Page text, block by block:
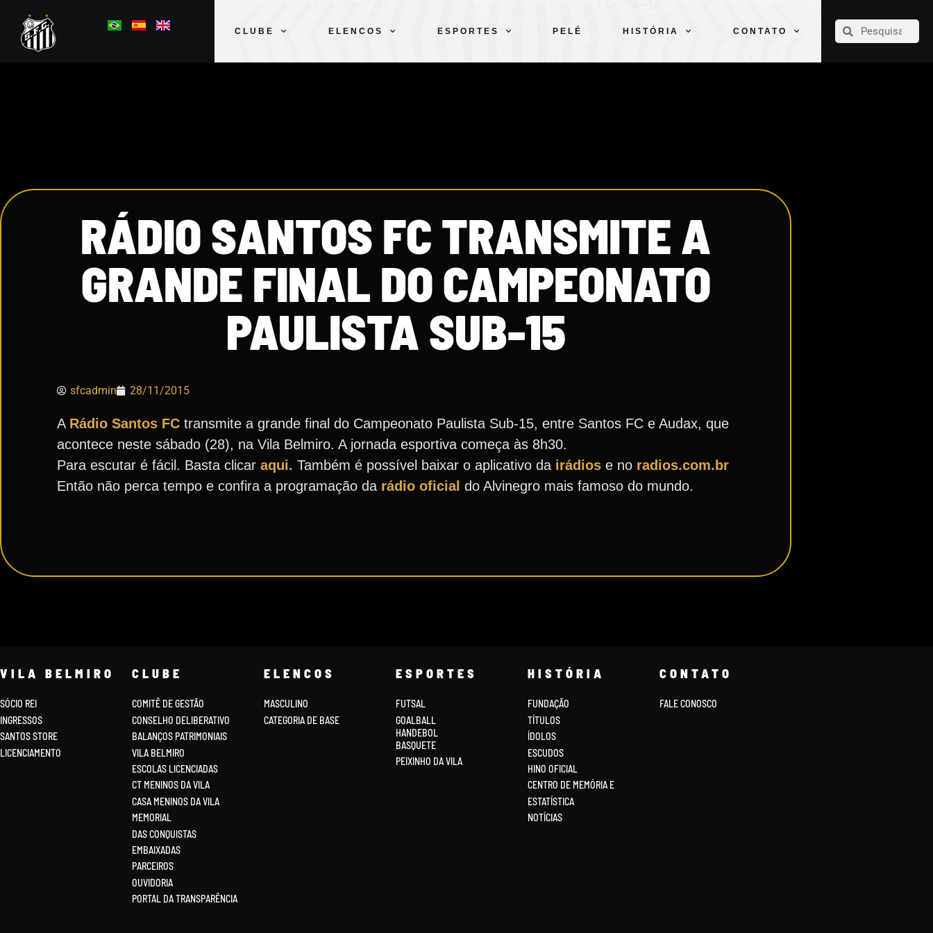
CLUBE ELENCOS ESPORTES PELÉ HISTÓRIA CONTATO
CLUBE
RÁDIO SANTOS FC TRANSMITE A
GRANDE FINAL DO CAMPEONATO
PAULISTA SUB-15
sfcadmin 28/11/2015
A Rádio Santos FC transmite a grande final do Campeonato Paulista Sub-15, entre Santos FC e Audax, que
acontece neste sábado (28), na Vila Belmiro. A jornada esportiva começa às 8h30.
Para escutar é fácil. Basta clicar aqui. Também é possível baixar o aplicativo da irádios e no radios.com.br
Então não perca tempo e confira a programação da rádio oficial do Alvinegro mais famoso do mundo.
VILA BELMIRO
SÓCIO REI
INGRESSOS
SANTOS STORE
LICENCIAMENTO
CLUBE
COMITÊ DE GESTÃO
CONSELHO DELIBERATIVO
BALANÇOS PATRIMONIAIS
VILA BELMIRO
ESCOLAS LICENCIADAS
CT MENINOS DA VILA
CASA MENINOS DA VILA
MEMORIAL
DAS CONQUISTAS
EMBAIXADAS
PARCEIROS
OUVIDORIA
PORTAL DA TRANSPARÊNCIA
ELENCOS
MASCULINO
CATEGORIA DE BASE
ESPORTES
FUTSAL
GOALBALL
HANDEBOL
BASQUETE
PEIXINHO DA VILA
HISTÓRIA
FUNDAÇÃO
TÍTULOS
ÍDOLOS
ESCUDOS
HINO OFICIAL
CENTRO DE MEMÓRIA E
ESTATÍSTICA
NOTÍCIAS
CONTATO
FALE CONOSCO